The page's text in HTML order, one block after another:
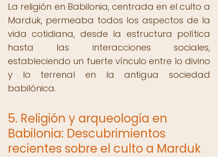
La religión en Babilonia, centrada en el culto a
Marduk, permeaba todos los aspectos de la
vida cotidiana, desde la estructura política
hasta las interacciones sociales,
estableciendo un fuerte vínculo entre lo divino
y lo terrenal en la antigua sociedad
babilónica.
5. Religión y arqueología en
Babilonia: Descubrimientos
recientes sobre el culto a Marduk